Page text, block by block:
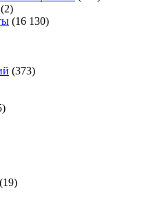
(2)
(16 130)
(373)
(19)